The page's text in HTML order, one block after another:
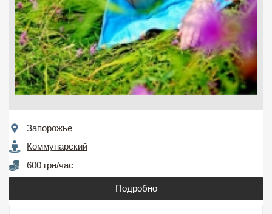
Запорожье
Коммунарский
600 грн/час
Подробно